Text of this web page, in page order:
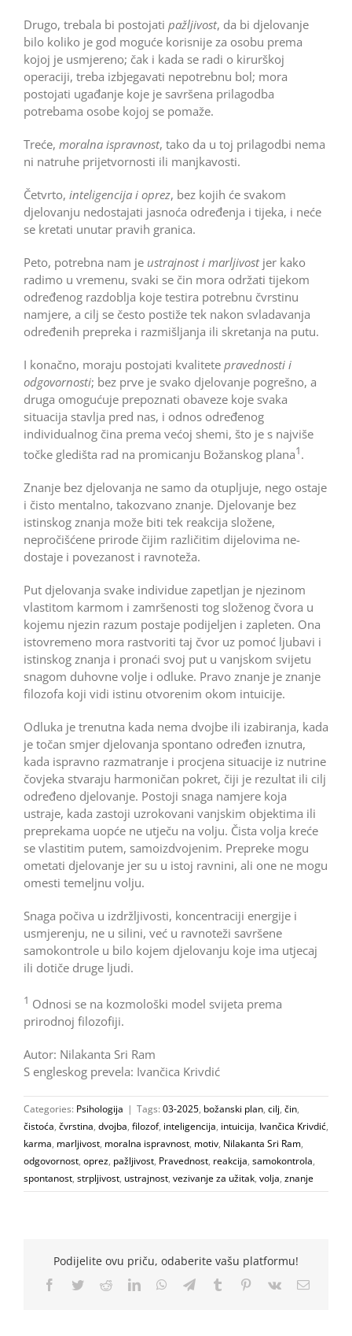
Drugo, trebala bi postojati pažljivost, da bi djelovanje
bilo koliko je god moguće korisnije za osobu prema
kojoj je usmjereno; čak i kada se radi o kirurškoj
operaciji, treba izbjegavati nepotrebnu bol; mora
postojati ugađanje koje je savršena prilagodba
potrebama osobe kojoj se pomaže.
Treće, moralna ispravnost, tako da u toj prilagodbi nema
ni natruhe prijetvornosti ili manjkavosti.
Četvrto, inteligencija i oprez, bez kojih će svakom
djelovanju nedostajati jasnoća određenja i tijeka, i neće
se kretati unutar pravih granica.
Peto, potrebna nam je ustrajnost i marljivostjer kako
radimo u vremenu, svaki se čin mora održati tijekom
određenog razdoblja koje testira potrebnu čvrstinu
namjere, a cilj se često postiže tek nakon svladavanja
određenih prepreka i razmišljanja ili skretanja na putu.
I konačno, moraju postojati kvalitete pravednosti i
odgovornosti; bez prve je svako djelovanje pogrešno, a
druga omogućuje prepoznati obaveze koje svaka
situacija stavlja pred nas, i odnos određenog
individualnog čina prema većoj shemi, što je s najviše
točke gledišta rad na promicanju Božanskog plana1.
Znanje bez djelovanja ne samo da otupljuje, nego ostaje
i čisto mentalno, takozvano znanje. Djelovanje bez
istinskog znanja može biti tek reakcija složene,
nepročišćene prirode čijim različitim dijelovima ne­
dostaje i povezanost i ravnoteža.
Put djelovanja svake individue zapetljan je njezinom
vlastitom karmom i zamršenosti tog složenog čvora u
kojemu njezin razum postaje podijeljen i zapleten. Ona
istovremeno mora rastvoriti taj čvor uz pomoć ljubavi i
istinskog znanja i pronaći svoj put u vanjskom svijetu
snagom duhovne volje i odluke. Pravo znanje je znanje
filozofa koji vidi istinu otvorenim okom intuicije.
Odluka je trenutna kada nema dvojbe ili izabiranja, kada
je točan smjer djelovanja spontano određen iznutra,
kada ispravno razmatranje i procjena situacije iz nutrine
čovjeka stvaraju harmoničan pokret, čiji je rezultat ili cilj
određeno djelovanje. Postoji snaga namjere koja
ustraje, kada zastoji uzrokovani vanjskim objektima ili
preprekama uopće ne utječu na volju. Čista volja kreće
se vlastitim putem, samoizdvojenim. Prepreke mogu
ometati djelovanje jer su u istoj ravnini, ali one ne mogu
omesti temeljnu volju.
Snaga počiva u izdržljivosti, koncentraciji energije i
usmjerenju, ne u silini, već u ravnoteži savršene
samokontrole u bilo kojem djelovanju koje ima utjecaj
ili dotiče druge ljudi.
1 Odnosi se na kozmološki model svijeta prema
prirodnoj filozofiji.
Autor: Nilakanta Sri Ram
S engleskog prevela: Ivančica Krivdić
Categories: Psihologija | Tags: 03-2025, božanski plan, cilj, čin,
čistoća, čvrstina, dvojba, filozof, inteligencija, intuicija, Ivančica Krivdić,
karma, marljivost, moralna ispravnost, motiv, Nilakanta Sri Ram,
odgovornost, oprez, pažljivost, Pravednost, reakcija, samokontrola,
spontanost, strpljivost, ustrajnost, vezivanje za užitak, volja, znanje
Podijelite ovu priču, odaberite vašu platformu!
Facebook
TwitterRedditLinkedInWhatsApp
TelegramTumblr Pinterest
Vk Email